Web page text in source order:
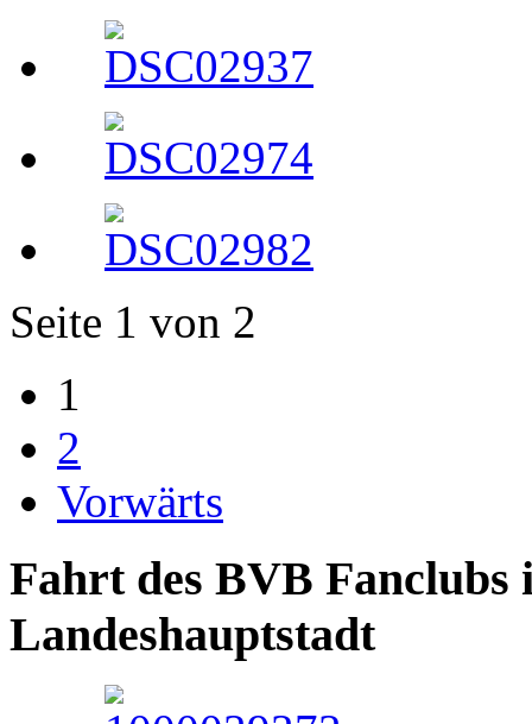
Seite 1 von 2
1
2
Vorwärts
Fahrt des BVB Fanclubs
Landeshauptstadt